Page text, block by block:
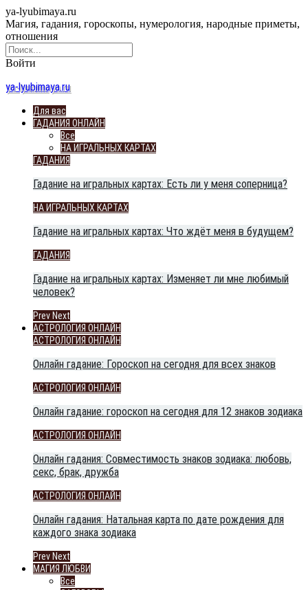
ya-lyubimaya.ru
Магия, гадания, гороскопы, нумерология, народные приметы,
отношения
Войти
ya-lyubimaya.ru
Для вас
ГАДАНИЯ ОНЛАЙН
Все
НА ИГРАЛЬНЫХ КАРТАХ
ГАДАНИЯ
Гадание на игральных картах: Есть ли у меня соперница?
НА ИГРАЛЬНЫХ КАРТАХ
Гадание на игральных картах: Что ждёт меня в будущем?
ГАДАНИЯ
Гадание на игральных картах: Изменяет ли мне любимый
человек?
Prev Next
АСТРОЛОГИЯ ОНЛАЙН
АСТРОЛОГИЯ ОНЛАЙН
Онлайн гадание: Гороскоп на сегодня для всех знаков
АСТРОЛОГИЯ ОНЛАЙН
Онлайн гадание: гороскоп на сегодня для 12 знаков зодиака
АСТРОЛОГИЯ ОНЛАЙН
Онлайн гадания: Совместимость знаков зодиака: любовь,
секс, брак, дружба
АСТРОЛОГИЯ ОНЛАЙН
Онлайн гадания: Натальная карта по дате рождения для
каждого знака зодиака
Prev Next
МАГИЯ ЛЮБВИ
Все